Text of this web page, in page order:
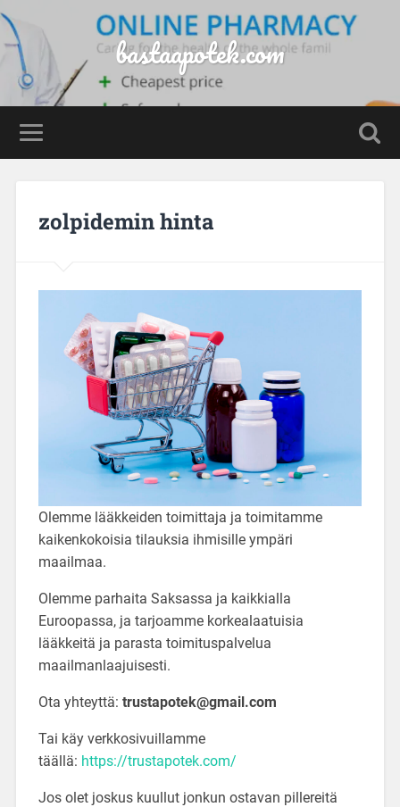
bastaapotek.com
zolpidemin hinta
Olemme lääkkeiden toimittaja ja toimitamme
kaikenkokoisia tilauksia ihmisille ympäri
maailmaa.
Olemme parhaita Saksassa ja kaikkialla
Euroopassa, ja tarjoamme korkealaatuisia
lääkkeitä ja parasta toimituspalvelua
maailmanlaajuisesti.
Ota yhteyttä: trustapotek@gmail.com
Tai käy verkkosivuillamme
täällä: https://trustapotek.com/
Jos olet joskus kuullut jonkun ostavan pillereitä